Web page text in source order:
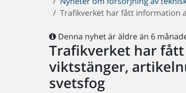
här:Trafikverket har fått information
Denna nyhet är äldre än 6
Trafikverket har
viktstänger,
svetsfog